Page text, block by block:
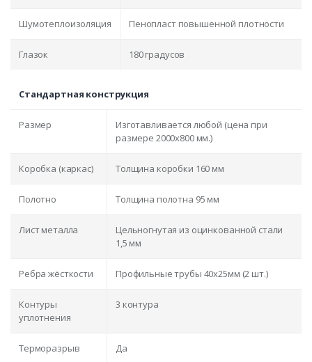
Шумотеплоизоляция Пенопласт повышенной плотности
Глазок 180 градусов
Стандартная конструкция
Размер
Изготавливается любой (цена при
размере 2000x800 мм.)
Коробка (каркас) Толщина коробки 160 мм
Полотно Толщина полотна 95 мм
Лист металла
Цельногнутая из оцинкованной стали
1,5 мм
Ребра жёсткости Профильные трубы 40х25мм (2 шт.)
Контуры
уплотнения
3 контура
Терморазрыв Да